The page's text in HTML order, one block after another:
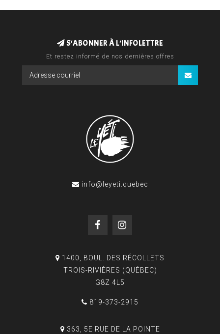
S'ABONNER À L'INFOLETTRE
Et restez informé de nos dernières offres
info@leyeti.quebec
1400, BOUL. DES RÉCOLLETS
TROIS-RIVIÈRES (QUÉBEC)
G8Z 4L5
819-373-2915
363, 5E RUE DE LA POINTE